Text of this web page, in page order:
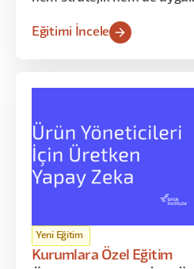
aşamasından ürünün
otomasyon kurguları,
öncesi optimizasyon gibi
Eğitimi İncele
Yeni Eğitim
Kurumlara Özel Eğitim